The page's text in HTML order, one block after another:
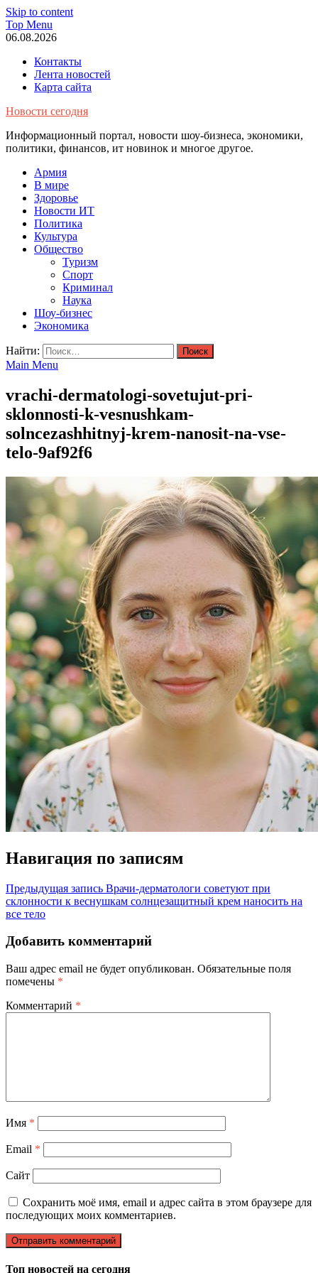
Skip to content
Top Menu
06.08.2026
Контакты
Лента новостей
Карта сайта
Новости сегодня
Информационный портал, новости шоу-бизнеса, экономики,
политики, финансов, ит новинок и многое другое.
Армия
В мире
Здоровье
Новости ИТ
Политика
Культура
Общество
Туризм
Спорт
Криминал
Наука
Шоу-бизнес
Экономика
Найти:
Main Menu
vrachi-dermatologi-sovetujut-pri-
sklonnosti-k-vesnushkam-
solncezashhitnyj-krem-nanosit-na-vse-
telo-9af92f6
Навигация по записям
Предыдущая запись Врачи-дерматологи советуют при
склонности к веснушкам солнцезащитный крем наносить на
все тело
Добавить комментарий
Ваш адрес email не будет опубликован. Обязательные поля
помечены *
Комментарий *
Имя *
Email *
Сайт
Сохранить моё имя, email и адрес сайта в этом браузере для
последующих моих комментариев.
Топ новостей на сегодня